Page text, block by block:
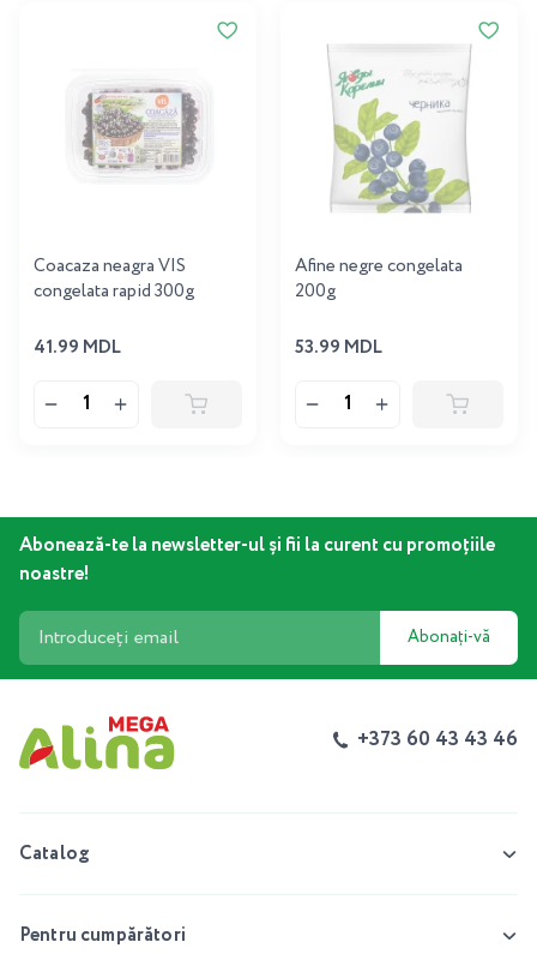
Coacaza neagra VIS
congelata rapid 300g
41.99 MDL
Afine negre congelata
200g
53.99 MDL
Abonează-te la newsletter-ul și fii la curent cu promoțiile
noastre!
Abonați-vă
+373 60 43 43 46
Catalog
Pentru cumpărători